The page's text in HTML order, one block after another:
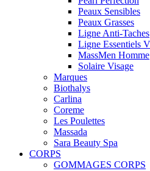
Peaux Sensibles
Peaux Grasses
Ligne Anti-Taches
Ligne Essentiels
MassMen Homme
Solaire Visage
Marques
Biothalys
Carlina
Coreme
Les Poulettes
Massada
Sara Beauty Spa
CORPS
GOMMAGES CORPS